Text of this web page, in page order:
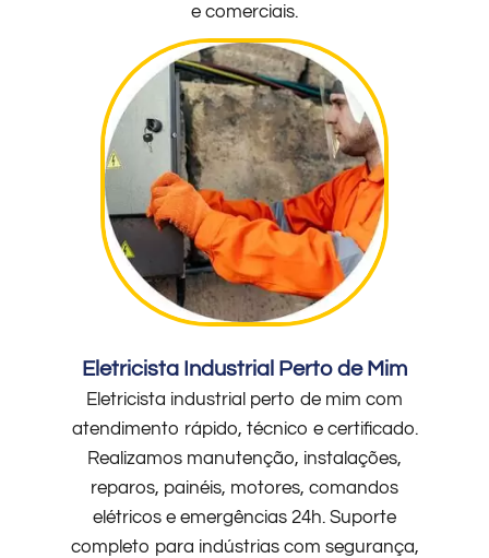
e comerciais.
Eletricista Industrial Perto de Mim
Eletricista industrial perto de mim com
atendimento rápido, técnico e certificado.
Realizamos manutenção, instalações,
reparos, painéis, motores, comandos
elétricos e emergências 24h. Suporte
completo para indústrias com segurança,